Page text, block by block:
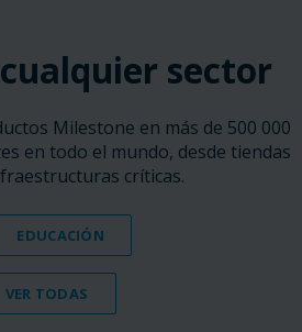
sector
Milestone en más de 500 000
en todo el mundo, desde tiendas
críticas.
EDUCACIÓN
VER TODAS